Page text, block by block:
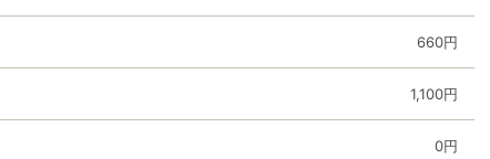
660円
1,100円
0円